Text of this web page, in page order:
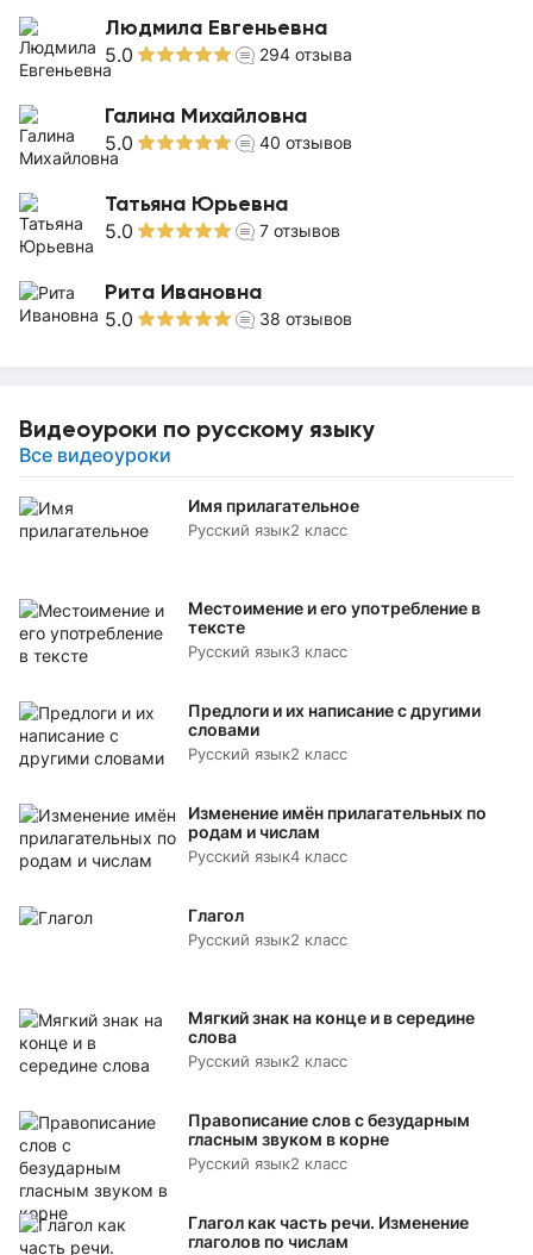
Людмила Евгеньевна
5.0 294 отзыва
Галина Михайловна
5.0 40 отзывов
Татьяна Юрьевна
5.0 7 отзывов
Рита Ивановна
5.0 38 отзывов
Видеоуроки по русскому языку
Все видеоуроки
Имя прилагательное
Русский язык2 класс
Местоимение и его употребление в
тексте
Русский язык3 класс
Предлоги и их написание с другими
словами
Русский язык2 класс
Изменение имён прилагательных по
родам и числам
Русский язык4 класс
Глагол
Русский язык2 класс
Мягкий знак на конце и в середине
слова
Русский язык2 класс
Правописание слов с безударным
гласным звуком в корне
Русский язык2 класс
Глагол как часть речи. Изменение
глаголов по числам